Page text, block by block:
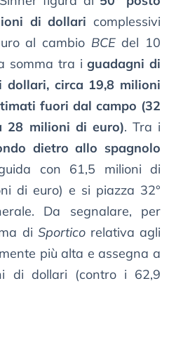
di dollari complessivi
al cambio BCEdel 10
somma tra iguadagni di
dollari, circa 19,8 milioni
fuori dal campo (32
28 milioni di euro). Tra i
dietro allo spagnolo
con 61,5 milioni di
di euro) e si piazza 32°
Da segnalare, per
di Sporticorelativa agli
più alta e assegna a
di dollari (contro i 62,9